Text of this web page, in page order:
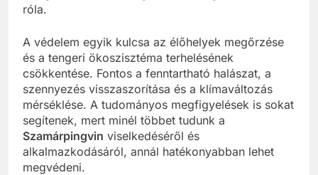
róla.
A védelem egyik kulcsa az élőhelyek megőrzése
és a tengeri ökoszisztéma terhelésének
csökkentése. Fontos a fenntartható halászat, a
szennyezés visszaszorítása és a klímaváltozás
mérséklése. A tudományos megfigyelések is sokat
segítenek, mert minél többet tudunk a
Szamárpingvin viselkedéséről és
alkalmazkodásáról, annál hatékonyabban lehet
megvédeni.